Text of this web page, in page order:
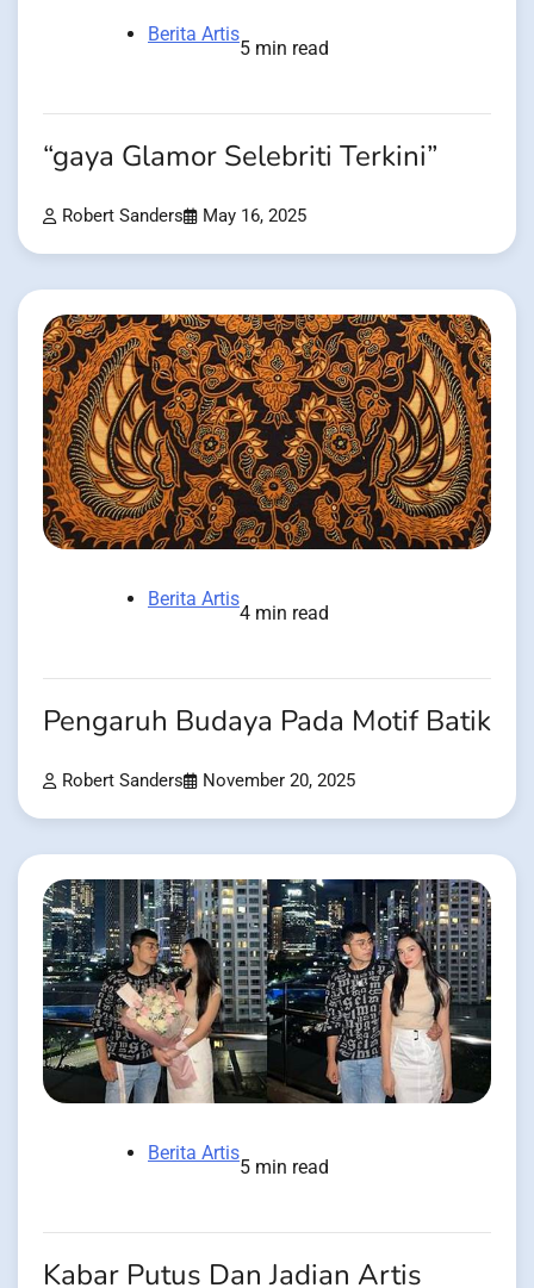
Berita Artis
5 min read
“gaya Glamor Selebriti Terkini”
Robert Sanders May 16, 2025
Berita Artis
4 min read
Pengaruh Budaya Pada Motif Batik
Robert Sanders November 20, 2025
Berita Artis
5 min read
Kabar Putus Dan Jadian Artis